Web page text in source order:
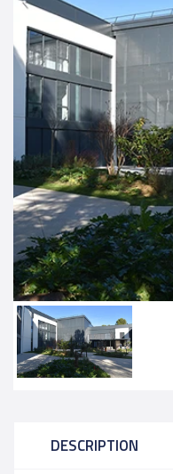
DESCRIPTION